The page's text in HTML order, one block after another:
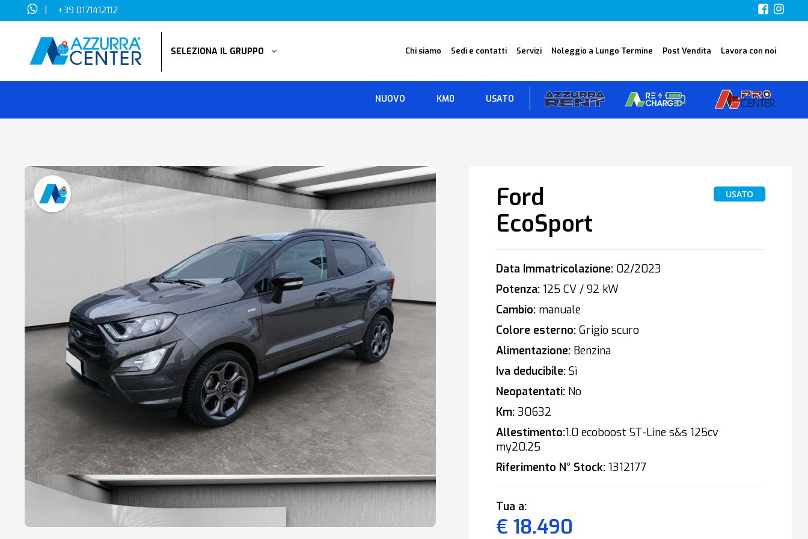
| +39 0171412112
SELEZIONA IL GRUPPO Chi siamo Sedi e contatti Servizi Noleggio a Lungo Termine Post Vendita Lavora con noi
NUOVO KM0 USATO
Ford
EcoSport
USATO
Data Immatricolazione:02/2023
Potenza:125 CV / 92 kW
Cambio:manuale
Colore esterno:Grigio scuro
Alimentazione:Benzina
Iva deducibile:Sì
Neopatentati:No
Km:30632
Allestimento:1.0 ecoboost ST-Line s&s 125cv
my20.25
Riferimento N° Stock:1312177
Tua a:
€ 18.490